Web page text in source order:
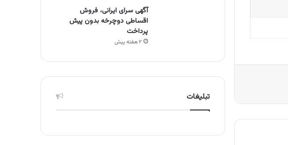
آگهی سرای ایرانی، فروش
اقساطی دوچرخه بدون پیش
پرداخت
۲ هفته پیش
تبلیغات